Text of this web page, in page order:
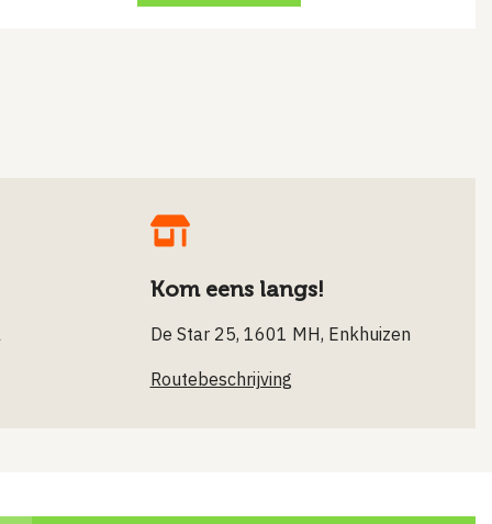
Kom eens langs!
De Star 25, 1601 MH, Enkhuizen
Routebeschrijving